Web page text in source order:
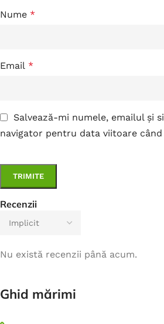
Recenzii
Nu există recenzii până acum.
Nume *
Email *
Salvează-mi numele, emailul și
navigator pentru data viitoare
Ghid mărimi